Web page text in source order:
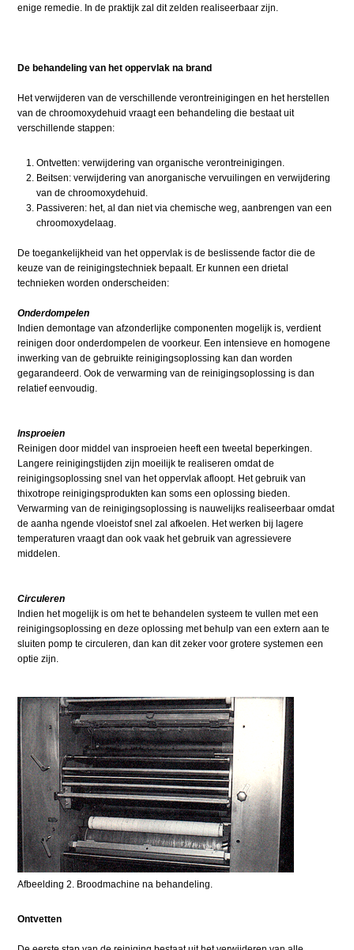
enige remedie. In de praktijk zal dit zelden realiseerbaar zijn.
De behandeling van het oppervlak na brand
Het verwijderen van de verschillende verontreinigingen en het herstellen
van de chroomoxydehuid vraagt een behandeling die bestaat uit
verschillende stappen:
Ontvetten: verwijdering van organische verontreinigingen.
Beitsen: verwijdering van anorganische vervuilingen en verwijdering
van de chroomoxydehuid.
Passiveren: het, al dan niet via chemische weg, aanbrengen van een
chroomoxydelaag.
De toegankelijkheid van het oppervlak is de beslissende factor die de
keuze van de reinigingstechniek bepaalt. Er kunnen een drietal
technieken worden onderscheiden:
Onderdompelen
Indien demontage van afzonderlijke componenten mogelijk is, verdient
reinigen door onderdompelen de voorkeur. Een intensieve en homogene
inwerking van de gebruikte reinigingsoplossing kan dan worden
gegarandeerd. Ook de verwarming van de reinigingsoplossing is dan
relatief eenvoudig.
lnsproeien
Reinigen door middel van insproeien heeft een tweetal beperkingen.
Langere reinigingstijden zijn moeilijk te realiseren omdat de
reinigingsoplossing snel van het oppervlak afloopt. Het gebruik van
thixotrope reinigingsprodukten kan soms een oplossing bieden.
Verwarming van de reinigingsoplossing is nauwelijks realiseerbaar omdat
de aanha ngende vloeistof snel zal afkoelen. Het werken bij lagere
temperaturen vraagt dan ook vaak het gebruik van agressievere
middelen.
Circuleren
Indien het mogelijk is om het te behandelen systeem te vullen met een
reinigingsoplossing en deze oplossing met behulp van een extern aan te
sluiten pomp te circuleren, dan kan dit zeker voor grotere systemen een
optie zijn.
Afbeelding 2. Broodmachine na behandeling.
Ontvetten